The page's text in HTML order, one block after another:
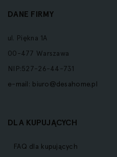
DANE FIRMY
ul. Piękna 1A
00-477 Warszawa
NIP:527-26-44-731
e-mail: biuro@desahome.pl
DLA KUPUJĄCYCH
FAQ dla kupujących